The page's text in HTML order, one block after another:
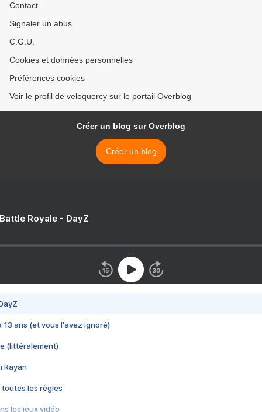
Contact
Signaler un abus
C.G.U.
Cookies et données personnelles
Préférences cookies
Voir le profil de veloquercy sur le portail Overblog
Créer un blog sur Overblog
Créer un blog
Royale - DayZ
13 ans (et vous l'avez ignoré)
(littéralement)
Rayan
toutes les règles
les jeux vidéo